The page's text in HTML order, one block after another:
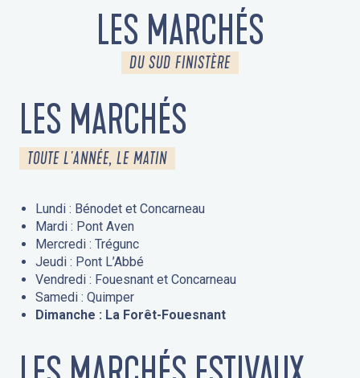
LES MARCHÉS
DU SUD FINISTÈRE
LES MARCHÉS
TOUTE L'ANNÉE, LE MATIN
Lundi : Bénodet et Concarneau
Mardi : Pont Aven
Mercredi : Trégunc
Jeudi : Pont L’Abbé
Vendredi : Fouesnant et Concarneau
Samedi : Quimper
Dimanche : La Forêt-Fouesnant